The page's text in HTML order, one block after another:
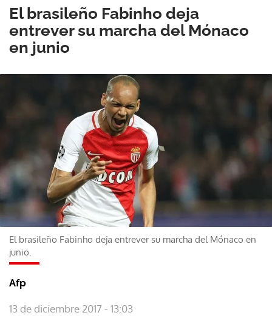
El brasileño Fabinho deja
entrever su marcha del Mónaco
en junio
El brasileño Fabinho deja entrever su marcha del Mónaco en
junio.
Afp
13 de diciembre 2017 - 13:03